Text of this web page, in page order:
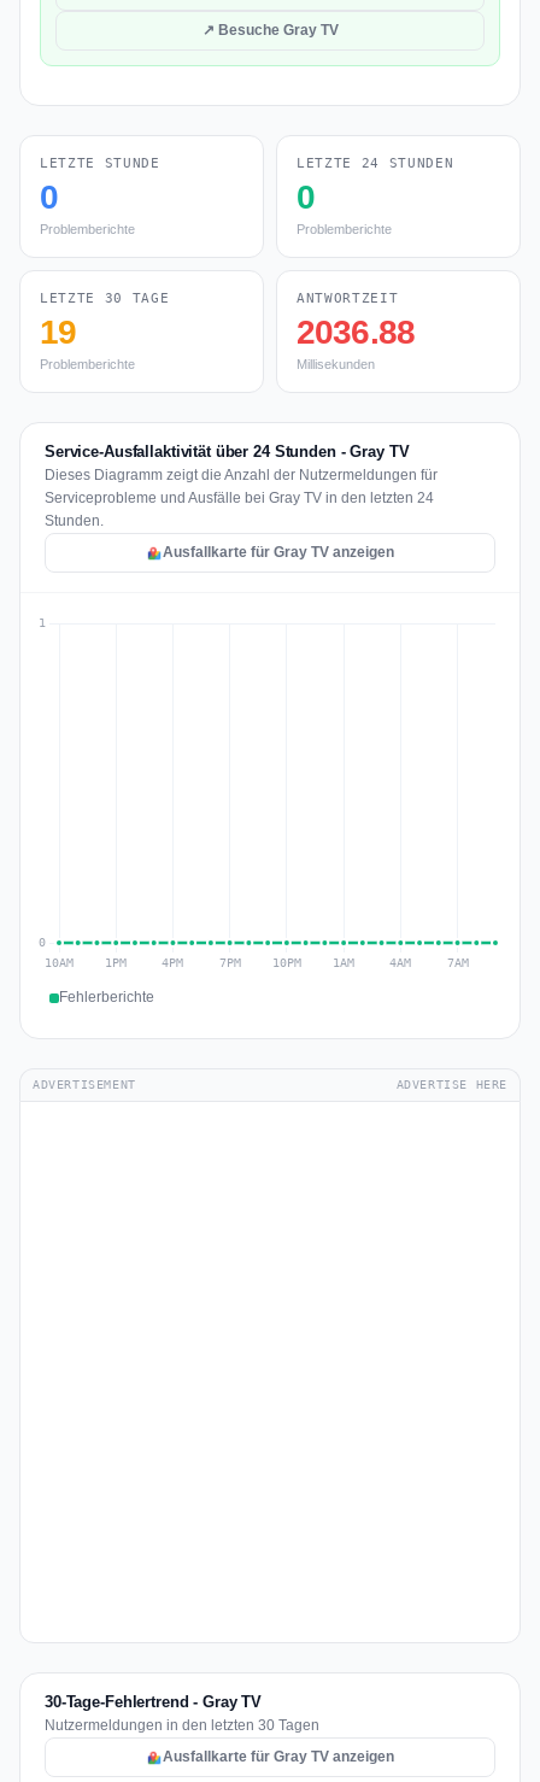
↗ Besuche Gray TV
LETZTE STUNDE
0
Problemberichte
LETZTE 24 STUNDEN
0
Problemberichte
LETZTE 30 TAGE
19
Problemberichte
ANTWORTZEIT
2036.88
Millisekunden
Service-Ausfallaktivität über 24 Stunden - Gray TV
Dieses Diagramm zeigt die Anzahl der Nutzermeldungen für
Serviceprobleme und Ausfälle bei Gray TV in den letzten 24
Stunden.
Ausfallkarte für Gray TV anzeigen
Fehlerberichte
ADVERTISEMENT ADVERTISE HERE
30-Tage-Fehlertrend - Gray TV
Nutzermeldungen in den letzten 30 Tagen
Ausfallkarte für Gray TV anzeigen